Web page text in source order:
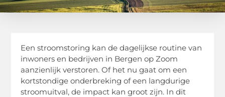
Een stroomstoring kan de dagelijkse routine van
inwoners en bedrijven in Bergen op Zoom
aanzienlijk verstoren. Of het nu gaat om een
kortstondige onderbreking of een langdurige
stroomuitval, de impact kan groot zijn. In dit